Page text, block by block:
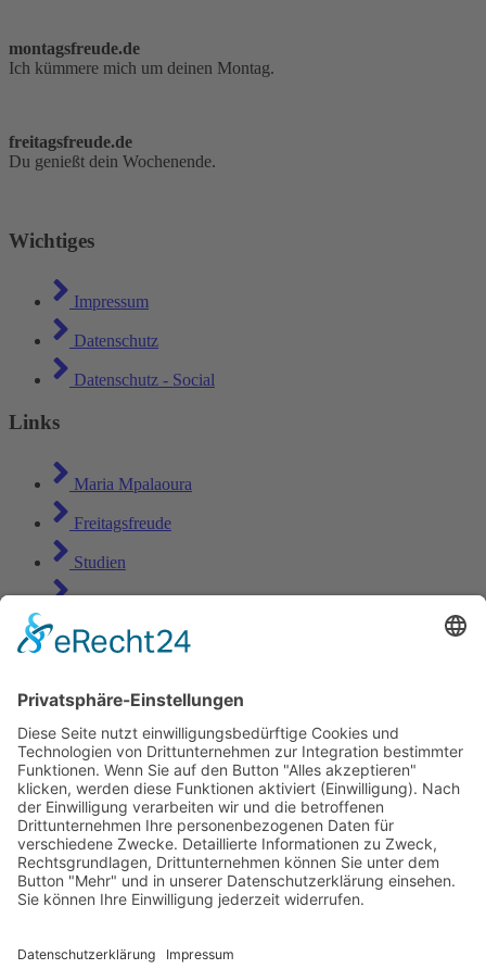
montagsfreude.de
Ich kümmere mich um deinen Montag.
freitagsfreude.de
Du genießt dein Wochenende.
Wichtiges
Impressum
Datenschutz
Datenschutz - Social
Links
Maria Mpalaoura
Freitagsfreude
Studien
Anfrage
Kontakt
maria@montagsfreude.de
+49 30 55 22 68 89
+49 172 303 70 72
Instagram Linkedin-in Tiktok
Copyright © 2026 Montagsfreude